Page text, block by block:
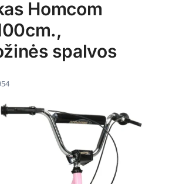
Homcom
spalvos